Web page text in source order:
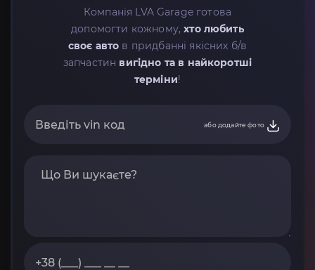
Компанія LVA Garage готова
допомогти кожному,хто любить
своє авто в придбанні якісних б/в
запчастин вигідно та в найкоротші
терміни!
або додайте фото